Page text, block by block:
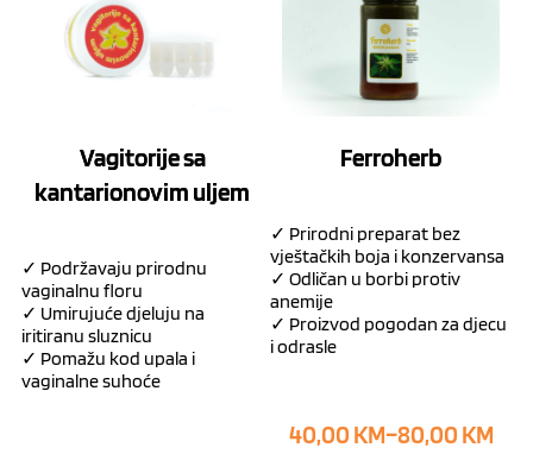
Vagitorije sa
kantarionovim uljem
✓ Podržavaju prirodnu
vaginalnu floru
✓ Umirujuće djeluju na
iritiranu sluznicu
✓ Pomažu kod upala i
vaginalne suhoće
Ferroherb
✓ Prirodni preparat bez
vještačkih boja i konzervansa
✓ Odličan u borbi protiv
anemije
✓ Proizvod pogodan za djecu
i odrasle
40,00 KM–80,00 KM